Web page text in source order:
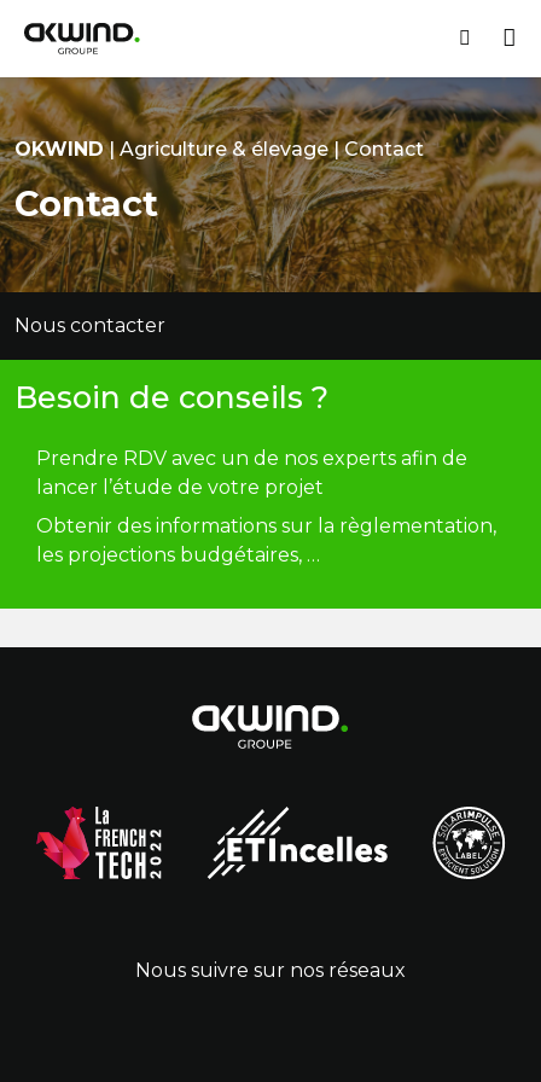
Contact
OKWIND|Agriculture & élevage|Contact
Nous contacter
Besoin de conseils ?
Prendre RDV avec un de nos experts afin de
lancer l’étude de votre projet
Obtenir des informations sur la règlementation,
les projections budgétaires, …
Nous suivre sur nos réseaux